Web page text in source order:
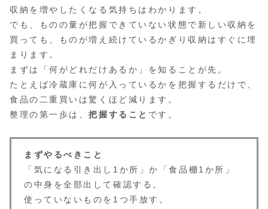
収納を増やしたくなる気持ちはわかります。
でも、ものの量が把握できていない状態で新しい収納を
買っても、ものが増え続けているかぎり収納はすぐに埋
まります。
まずは「何がどれだけあるか」を知ることが先。
たとえば冷蔵庫に何が入っているかを把握するだけで、
食品の二重買いは驚くほど減ります。
整理の第一歩は、把握すること です。
まずやるべきこと
「気になる引き出し1か所」か「食品棚1か所」
の中身を全部出して確認する。
使っていないものを1つ手放す。